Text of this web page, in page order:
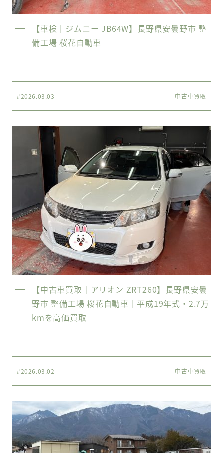
【車検｜ジムニー JB64W】長野県安曇野市 整
備工場 桜花自動車
#2026.03.03 中古車買取
【中古車買取｜アリオン ZRT260】長野県安曇
野市 整備工場 桜花自動車｜平成19年式・2.7万
kmを高価買取
#2026.03.02 中古車買取